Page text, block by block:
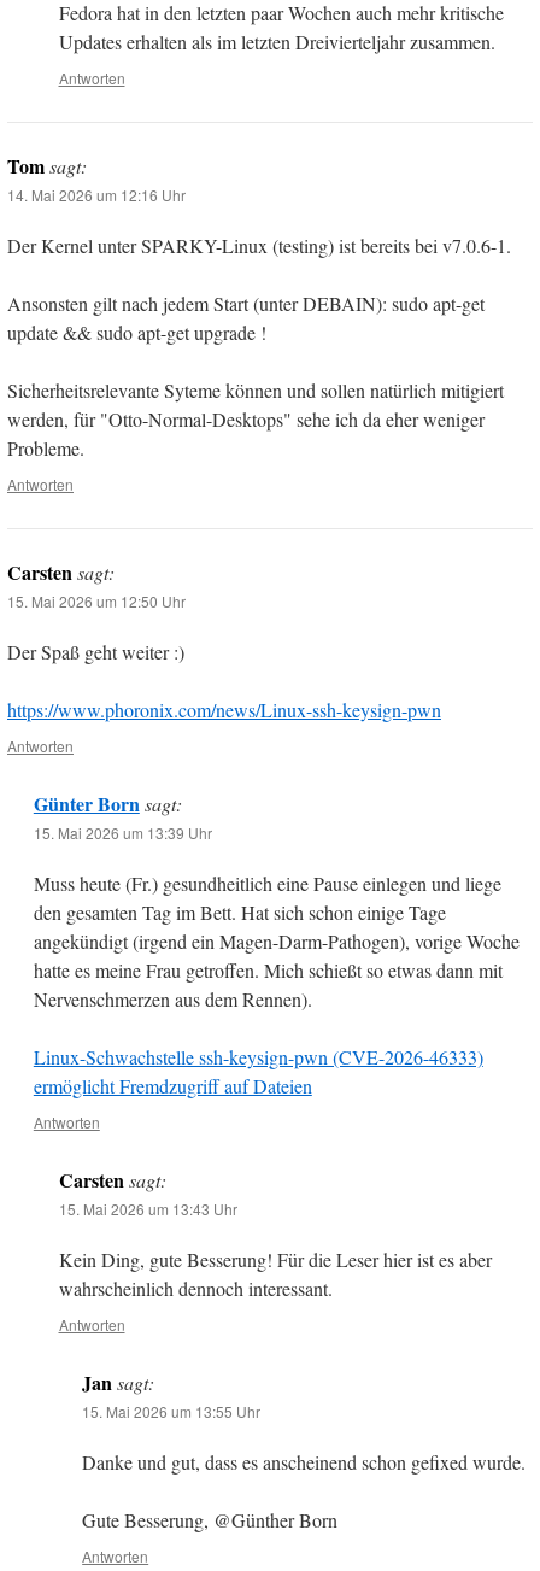
Fedora hat in den letzten paar Wochen auch mehr kritische
Updates erhalten als im letzten Dreivierteljahr zusammen.
Antworten
Tomsagt:
14. Mai 2026 um 12:16 Uhr
Der Kernel unter SPARKY-Linux (testing) ist bereits bei v7.0.6-1.
Ansonsten gilt nach jedem Start (unter DEBAIN): sudo apt-get
update && sudo apt-get upgrade !
Sicherheitsrelevante Syteme können und sollen natürlich mitigiert
werden, für "Otto-Normal-Desktops" sehe ich da eher weniger
Probleme.
Antworten
Carstensagt:
15. Mai 2026 um 12:50 Uhr
Der Spaß geht weiter :)
https://www.phoronix.com/news/Linux-ssh-keysign-pwn
Antworten
Günter Born sagt:
15. Mai 2026 um 13:39 Uhr
Muss heute (Fr.) gesundheitlich eine Pause einlegen und liege
den gesamten Tag im Bett. Hat sich schon einige Tage
angekündigt (irgend ein Magen-Darm-Pathogen), vorige Woche
hatte es meine Frau getroffen. Mich schießt so etwas dann mit
Nervenschmerzen aus dem Rennen).
Linux-Schwachstelle ssh-keysign-pwn (CVE-2026-46333)
ermöglicht Fremdzugriff auf Dateien
Antworten
Carsten sagt:
15. Mai 2026 um 13:43 Uhr
Kein Ding, gute Besserung! Für die Leser hier ist es aber
wahrscheinlich dennoch interessant.
Antworten
Jansagt:
15. Mai 2026 um 13:55 Uhr
Danke und gut, dass es anscheinend schon gefixed wurde.
Gute Besserung, @Günther Born
Antworten